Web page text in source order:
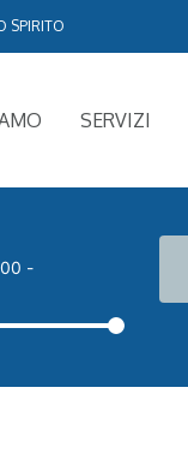
SPIRITO
SERVIZI
-